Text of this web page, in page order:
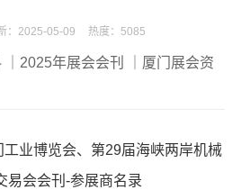
：2025-05-09 热度：5085
｜2025年展会会刊
｜厦门展会资
业博览会、第29届海峡两岸机械
易会会刊-参展商名录